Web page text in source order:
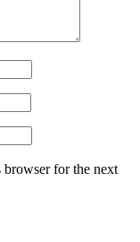
browser for the next